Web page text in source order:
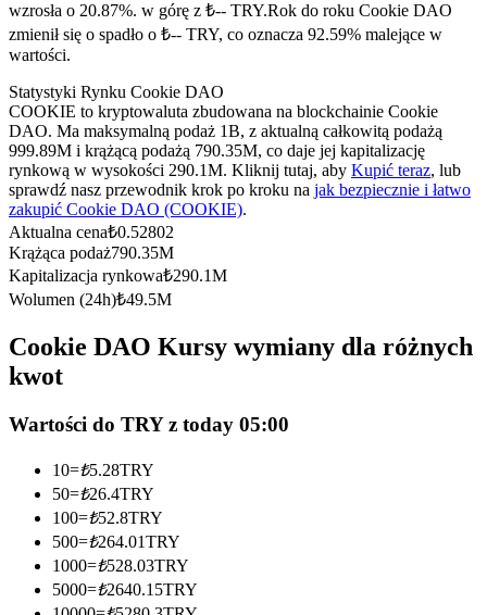
Kontrakty futures wykorzystujące USDC jako zabezpieczenie
Kopiowanie Transakcji
Dołącz do najlepszych traderów
Zostań traderem kopiującym
Ciesz się podziałem zysków i prowizjami z kopiowania
transakcji
wzrosła o 20.87%. w górę z ₺-- TRY.Rok do roku Cookie DAO
zmienił się o spadło o ₺-- TRY, co oznacza 92.59% malejące w
wartości.
Statystyki Rynku Cookie DAO
COOKIE to kryptowaluta zbudowana na blockchainie Cookie
DAO. Ma maksymalną podaż 1B, z aktualną całkowitą podażą
999.89M i krążącą podażą 790.35M, co daje jej kapitalizację
rynkową w wysokości 290.1M. Kliknij tutaj, aby Kupić teraz, lub
sprawdź nasz przewodnik krok po kroku na jak bezpiecznie i łatwo
zakupić Cookie DAO (COOKIE).
Aktualna cena₺0.52802
Krążąca podaż790.35M
Kapitalizacja rynkowa₺290.1M
Wolumen (24h)₺49.5M
Cookie DAO Kursy wymiany dla różnych
kwot
Wartości do TRY z today 05:00
10=₺5.28TRY
50=₺26.4TRY
100=₺52.8TRY
500=₺264.01TRY
1000=₺528.03TRY
5000=₺2640.15TRY